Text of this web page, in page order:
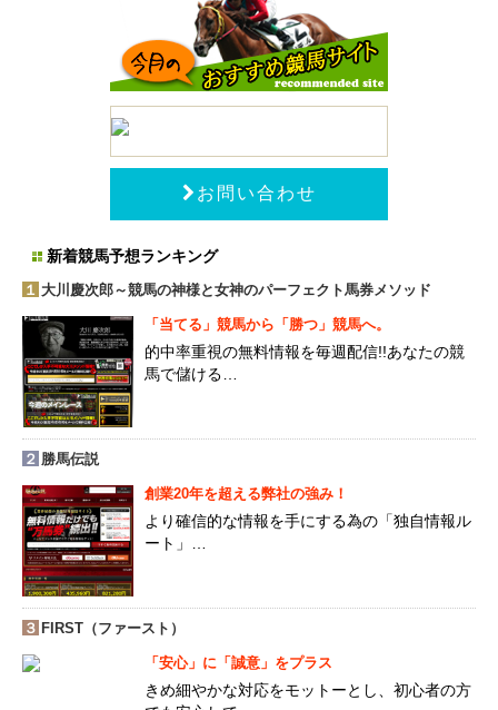
お問い合わせ
新着競馬予想ランキング
１ 大川慶次郎～競馬の神様と女神のパーフェクト馬券メソッド
「当てる」競馬から「勝つ」競馬へ。
的中率重視の無料情報を毎週配信!!あなたの競
馬で儲ける…
２ 勝馬伝説
創業20年を超える弊社の強み！
より確信的な情報を手にする為の「独自情報ル
ート」…
３ FIRST（ファースト）
「安心」に「誠意」をプラス
きめ細やかな対応をモットーとし、初心者の方